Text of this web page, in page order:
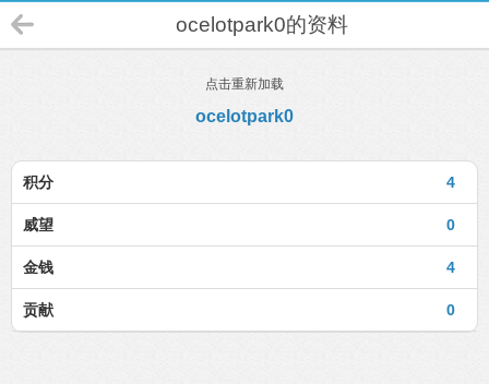
ocelotpark0的资料
点击重新加载
ocelotpark0
4
积分
0
威望
4
金钱
0
贡献